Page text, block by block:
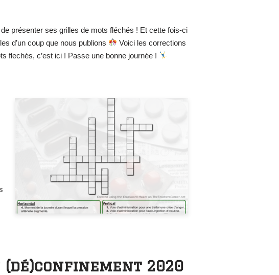
présenter ses grilles de mots fléchés ! Et cette fois-ci
d’un coup que nous publions
Voici les corrections
flechés, c’est ici ! Passe une bonne journée !
2020